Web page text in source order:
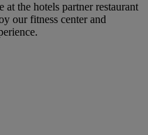
the hotels partner restaurant
our fitness center and